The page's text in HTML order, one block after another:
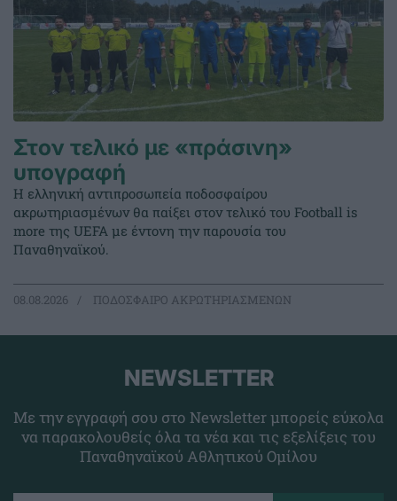
Στον τελικό με «πράσινη»
υπογραφή
Η ελληνική αντιπροσωπεία ποδοσφαίρου
ακρωτηριασμένων θα παίξει στον τελικό του Football is
more της UEFA με έντονη την παρουσία του
Παναθηναϊκού.
08.08.2026 ΠΟΔΟΣΦΑΙΡΟ ΑΚΡΩΤΗΡΙΑΣΜΕΝΩΝ
NEWSLETTER
Με την εγγραφή σου στο Newsletter μπορείς εύκολα
να παρακολουθείς όλα τα νέα και τις εξελίξεις του
Παναθηναϊκού Αθλητικού Ομίλου